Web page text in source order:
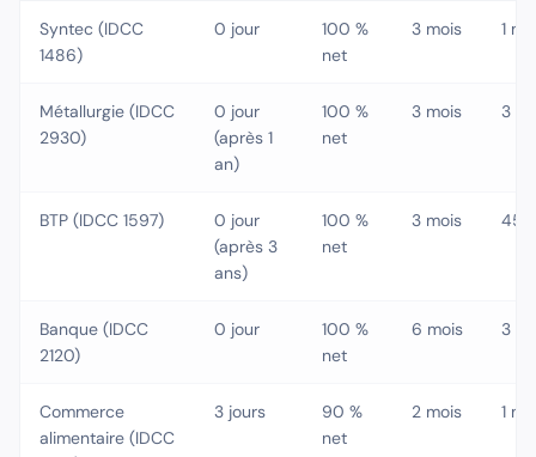
Syntec (IDCC
1486)
0 jour
100 %
net
3 mois 1
Métallurgie (IDCC
2930)
0 jour
(après 1
an)
100 %
net
3 mois 3
BTP (IDCC 1597)
0 jour
(après 3
ans)
100 %
net
3 mois 45
Banque (IDCC
2120)
0 jour
100 %
net
6 mois 3
Commerce
alimentaire (IDCC
3 jours
90 %
net
2 mois 1